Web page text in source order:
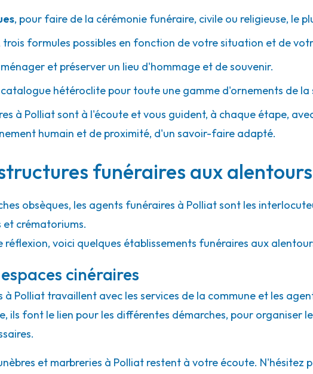
, pour faire de la cérémonie funéraire, civile ou religieuse, le
trois formules possibles en fonction de votre situation et de
et préserver un lieu d'hommage et de souvenir.
hétéroclite pour toute une gamme d'ornements de la
à Polliat sont à l'écoute et vous guident, à chaque étape,
humain et de proximité, d'un savoir-faire adapté.
funéraires aux
obsèques, les agents funéraires à Polliat sont les
et crématoriums.
réflexion, voici quelques établissements funéraires aux
cinéraires
à Polliat travaillent avec les services de la commune et les
ils font le lien pour les différentes démarches, pour organiser
et marbreries à Polliat restent à votre écoute. N'hésitez